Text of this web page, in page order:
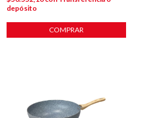
depósito
COMPRAR